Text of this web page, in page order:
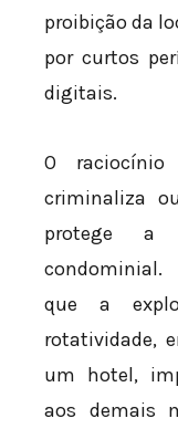
proibição da
por curtos
digitais.
O raciocínio
criminaliza
protege a
condominial.
que a
rotatividade,
um hotel,
aos demais